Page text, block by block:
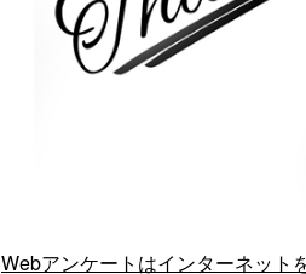
Webアンケートはインターネット